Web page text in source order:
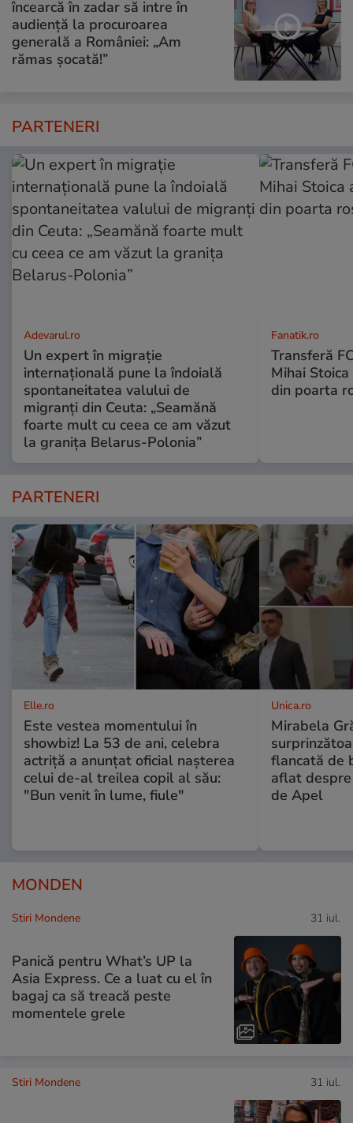
încearcă în zadar să intre în
audiență la procuroarea
generală a României: „Am
rămas șocată!”
PARTENERI
Adevarul.ro
Un expert în migrație
internațională pune la îndoială
spontaneitatea valului de
migranți din Ceuta: „Seamănă
foarte mult cu ceea ce am văzut
la granița Belarus-Polonia”
Fanatik.ro
Transferă
Mihai
din poarta
PARTENERI
Elle.ro
Este vestea momentului în
showbiz! La 53 de ani, celebra
actriță a anunțat oficial nașterea
celui de-al treilea copil al său:
"Bun venit în lume, fiule"
Unica.ro
Mirabela
flancată de
aflat
de Apel
MONDEN
Stiri Mondene 31 iul.
Panică pentru What’s UP la
Asia Express. Ce a luat cu el în
bagaj ca să treacă peste
momentele grele
Stiri Mondene 31 iul.